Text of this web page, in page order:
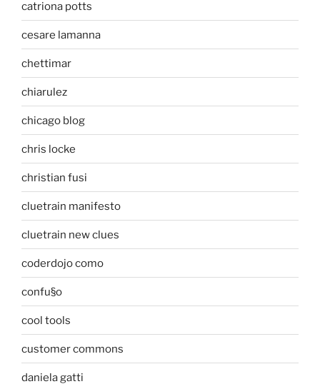
catriona potts
cesare lamanna
chettimar
chiarulez
chicago blog
chris locke
christian fusi
cluetrain manifesto
cluetrain new clues
coderdojo como
confu§o
cool tools
customer commons
daniela gatti